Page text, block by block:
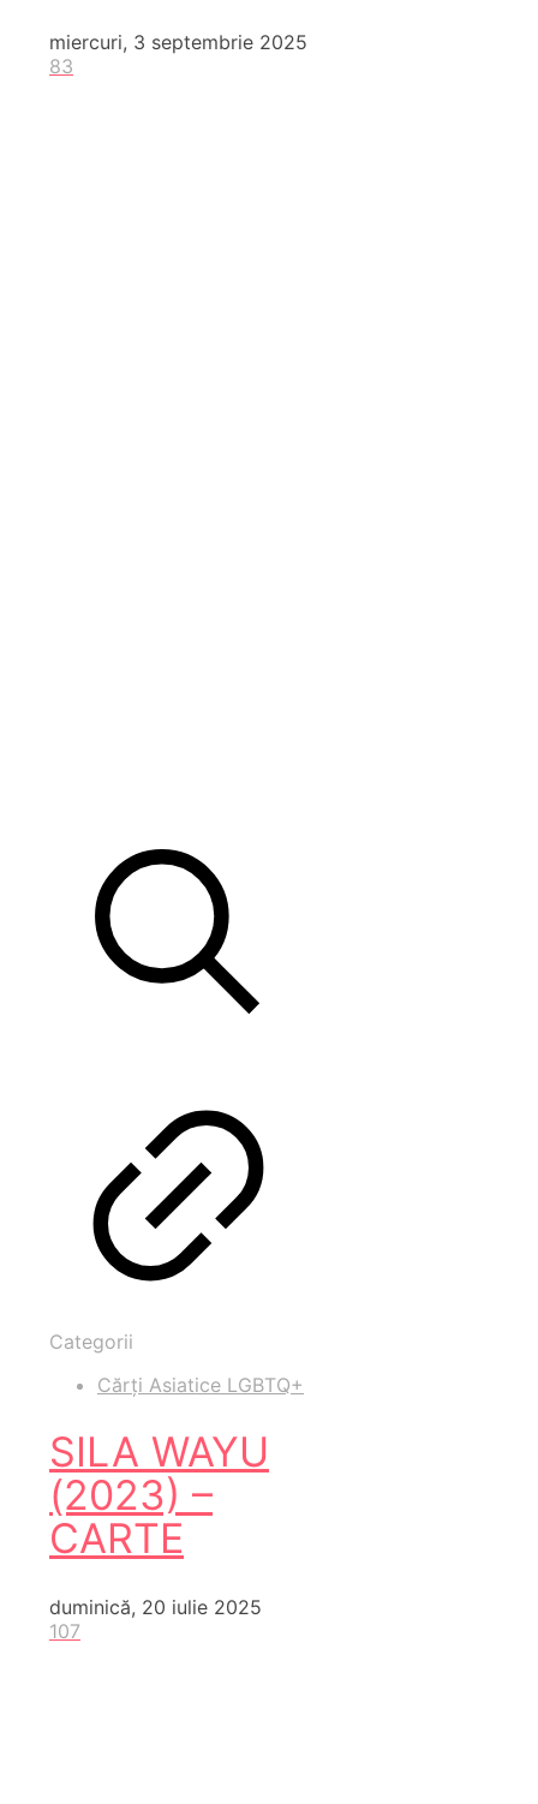
miercuri, 3 septembrie 2025
83
Categorii
Cărți Asiatice LGBTQ+
SILA WAYU
(2023) –
CARTE
duminică, 20 iulie 2025
107